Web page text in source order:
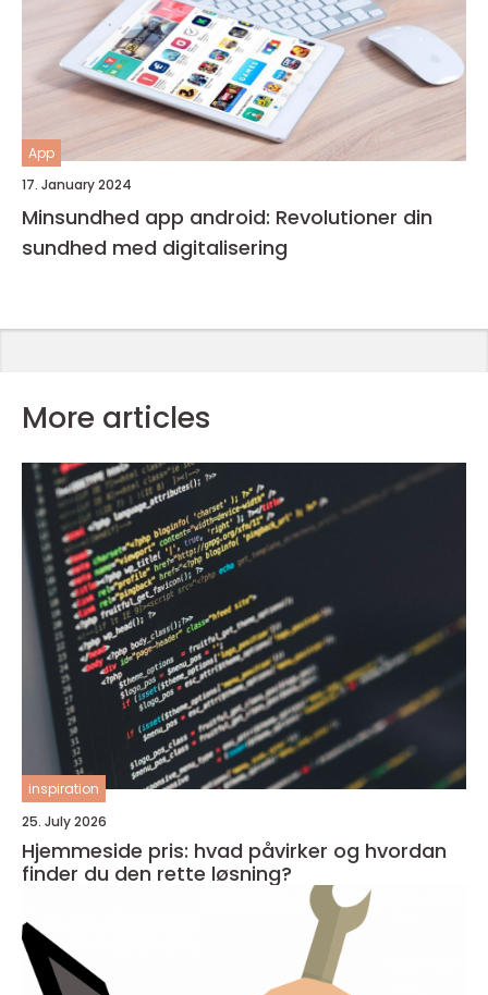
App
17. January 2024
Minsundhed app android: Revolutioner din
sundhed med digitalisering
More articles
inspiration
25. July 2026
Hjemmeside pris: hvad påvirker og hvordan
finder du den rette løsning?